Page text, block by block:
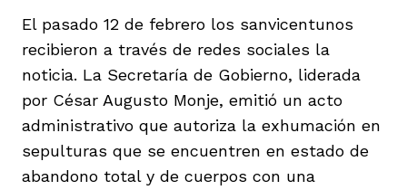
El pasado 12 de febrero los sanvicentunos
recibieron a través de redes sociales la
noticia. La Secretaría de Gobierno, liderada
por César Augusto Monje, emitió un acto
administrativo que autoriza la exhumación en
sepulturas que se encuentren en estado de
abandono total y de cuerpos con una